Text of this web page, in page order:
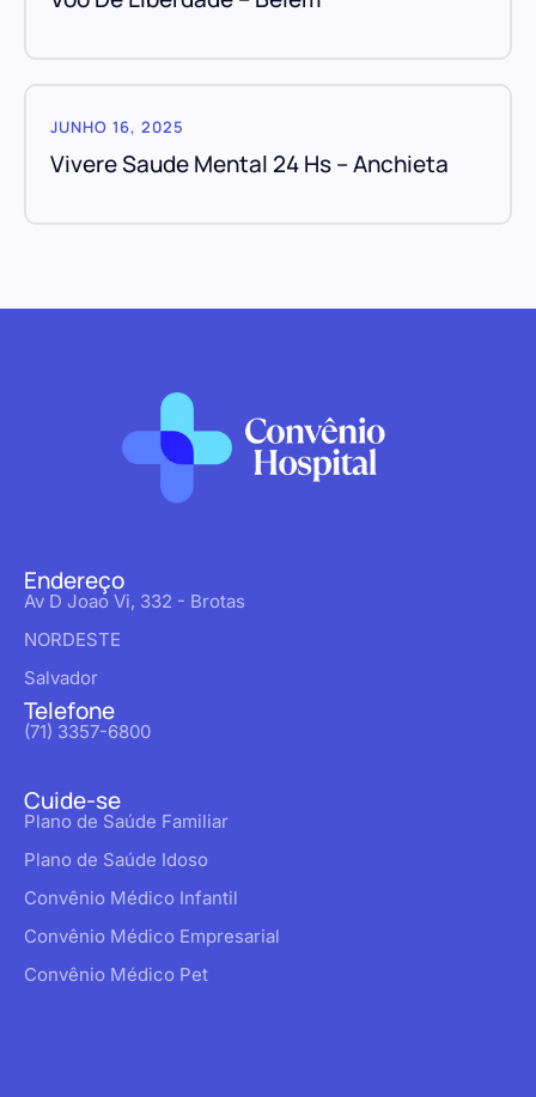
JUNHO 16, 2025
Vivere Saude Mental 24 Hs – Anchieta
Endereço
Av D Joao Vi, 332 - Brotas
NORDESTE
Salvador
Telefone
(71) 3357-6800
Cuide-se
Plano de Saúde Familiar
Plano de Saúde Idoso
Convênio Médico Infantil
Convênio Médico Empresarial
Convênio Médico Pet